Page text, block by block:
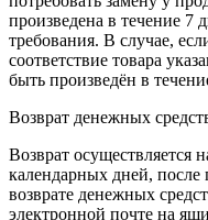
произведена в течение 7
требования. В случае,
соответствие товара
быть произведён в
Возврат денежных
Возврат осуществляется
календарных дней, после
возврате денежных
электронной почте на